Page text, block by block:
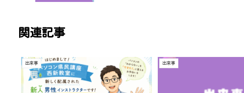
関連記事
出来事 出来事